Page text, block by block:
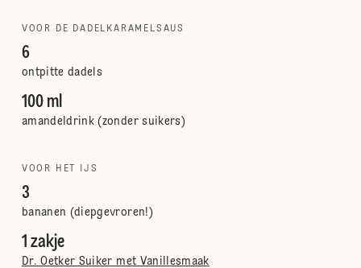
VOOR DE DADELKARAMELSAUS
6
ontpitte dadels
100 ml
amandeldrink (zonder suikers)
VOOR HET IJS
3
bananen (diepgevroren!)
1 zakje
Dr. Oetker Suiker met Vanillesmaak